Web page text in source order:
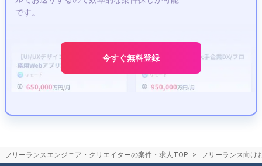
キャラクターデザイナー
クリエイター
After Effects
グラフィックデザイナー
React
シナリオライター
コワーキングスペース
レンタルオフィス
フレームワーク
です。
今すぐ無料登録
フリーランスエンジニア・クリエイターの案件・求人TOP フリーランス向け